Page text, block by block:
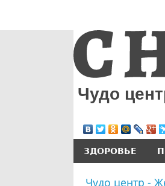
Чудо
ЗДОРОВЬЕ
Чудо центр -